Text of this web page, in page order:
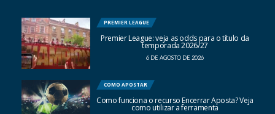
PREMIER LEAGUE
Premier League: veja as odds para o título da
temporada 2026/27
6 DE AGOSTO DE 2026
COMO APOSTAR
Como funciona o recurso Encerrar Aposta? Veja
como utilizar a ferramenta